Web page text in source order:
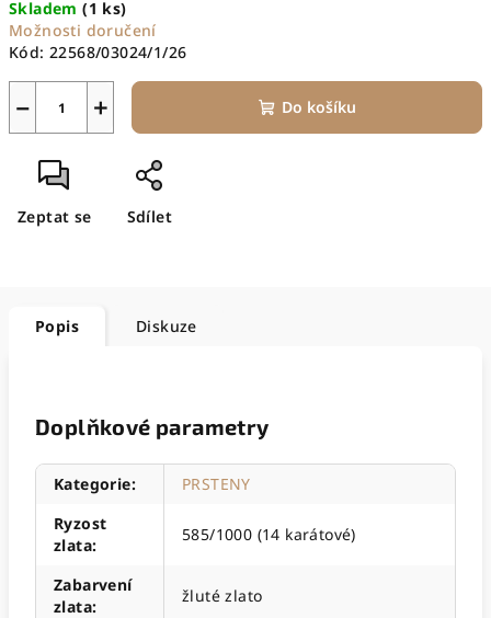
cena:
Skladem(1 ks)
Možnosti doručení
Kód: 22568/03024/1/26
+
− Do košíku
Zeptat se Sdílet
Popis Diskuze
Doplňkové parametry
Kategorie:
PRSTENY
Ryzost
zlata:
585/1000 (14 karátové)
Zabarvení
zlata:
žluté zlato